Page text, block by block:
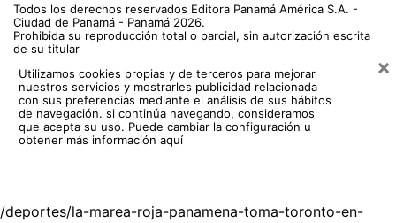
Todos los derechos reservados Editora Panamá América S.A. -
Ciudad de Panamá - Panamá 2026.
Prohibida su reproducción total o parcial, sin autorización escrita
de su titular
Utilizamos cookies propias y de terceros para mejorar
nuestros servicios y mostrarles publicidad relacionada
con sus preferencias mediante el análisis de sus hábitos
de navegación. si continúa navegando, consideramos
que acepta su uso. Puede cambiar la configuración u
obtener más información aquí
×
/deportes/la-marea-roja-panamena-toma-toronto-en-